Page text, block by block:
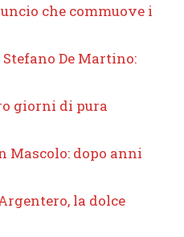
che commuove i
De Martino:
giorni di pura
Mascolo: dopo anni
la dolce